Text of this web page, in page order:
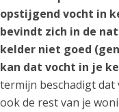
opstijgend vocht in
bevindt zich in de
kelder niet goed
kan dat vocht in je
termijn beschadigt dat
ook de rest van je